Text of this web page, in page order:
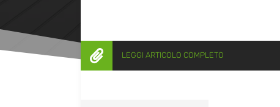
 LEGGI ARTICOLO COMPLETO